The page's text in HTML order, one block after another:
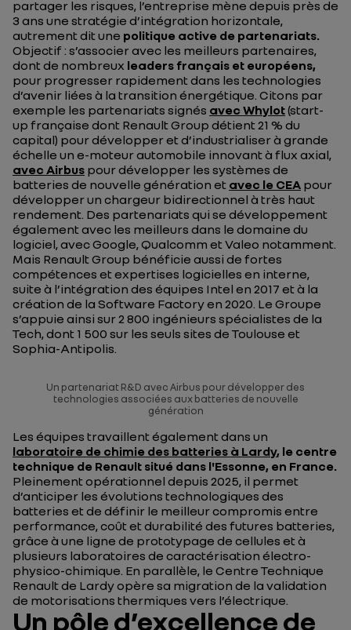
partager les risques, l’entreprise mène depuis près de
3 ans une stratégie d’intégration horizontale,
autrement dit une politique active de partenariats.
Objectif : s’associer avec les meilleurs partenaires,
dont de nombreux leaders français et européens,
pour progresser rapidement dans les technologies
d’avenir liées à la transition énergétique. Citons par
exemple les partenariats signés avec Whylot(start-
up française dont Renault Group détient 21 % du
capital) pour développer et d’industrialiser à grande
échelle un e-moteur automobile innovant à flux axial,
avec Airbus pour développer les systèmes de
batteries de nouvelle génération et avec le CEA pour
développer un chargeur bidirectionnel à très haut
rendement. Des partenariats qui se développement
également avec les meilleurs dans le domaine du
logiciel, avec Google, Qualcomm et Valeo notamment.
Mais Renault Group bénéficie aussi de fortes
compétences et expertises logicielles en interne,
suite à l’intégration des équipes Intel en 2017 et à la
création de la Software Factory en 2020. Le Groupe
s’appuie ainsi sur 2 800 ingénieurs spécialistes de la
Tech, dont 1 500 sur les seuls sites de Toulouse et
Sophia-Antipolis.
Un partenariat R&D avec Airbus pour développer des
technologies associées aux batteries de nouvelle
génération
Les équipes travaillent également dans un
laboratoire de chimie des batteries à Lardy, le centre
technique de Renault situé dans l'Essonne, en France.
Pleinement opérationnel depuis 2025, il permet
d’anticiper les évolutions technologiques des
batteries et de définir le meilleur compromis entre
performance, coût et durabilité des futures batteries,
grâce à une ligne de prototypage de cellules et à
plusieurs laboratoires de caractérisation électro-
physico-chimique. En parallèle, le Centre Technique
Renault de Lardy opère sa migration de la validation
de motorisations thermiques vers l’électrique.
Un pôle d’excellence de